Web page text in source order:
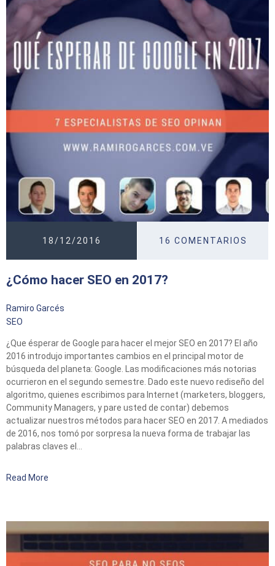
18/12/2016 16 COMENTARIOS
¿Cómo hacer SEO en 2017?
Ramiro Garcés
SEO
¿Que ésperar de Google para hacer el mejor SEO en 2017? El año
2016 introdujo importantes cambios en el principal motor de
búsqueda del planeta: Google. Las modificaciones más notorias
ocurrieron en el segundo semestre. Dado este nuevo rediseño del
algoritmo, quienes escribimos para Internet (marketers, bloggers,
Community Managers, y pare usted de contar) debemos
actualizar nuestros métodos para hacer SEO en 2017. A mediados
de 2016, nos tomó por sorpresa la nueva forma de trabajar las
palabras claves el…
Read More